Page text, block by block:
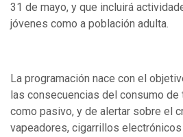
31 de mayo, y que incluirá
jóvenes como a población adulta.
La programación nace con el
las consecuencias del consumo de
como pasivo, y de alertar sobre el
vapeadores, cigarrillos